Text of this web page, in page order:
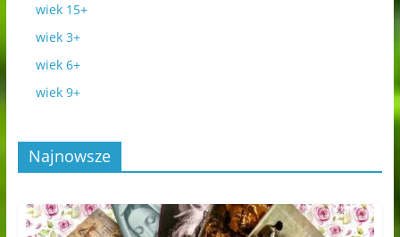
wiek 15+
wiek 3+
wiek 6+
wiek 9+
Najnowsze